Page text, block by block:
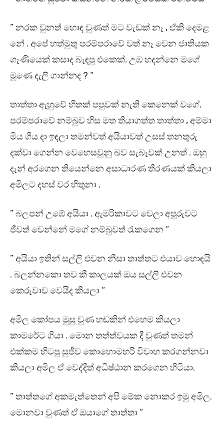
” නරක වුනත් හොඳ වුණත් මට වැඩක් නෑ , ඒකි දෙමළ
නේ . අපේ හත්මුතු පරම්පරාවේ වත් නෑ වෙන ජාතියක
ගෑණියෙක් කසාද බැඳපු එකෙක්. උඹ හදන්නෙ මගේ
මූණෙ දැලි ගාන්නද ? “
තාත්තා ඇහුවේ හිතක් පපුවක් නැති කෙනෙක් වගේ.
පරම්පරාවේ නම්බුව හිස මත තියාගත්ත තාත්තා , අම්මා
මිය ගිය දා ඉඳලා තමන්වත් අයියාවත් උසස් තනතුරු
දක්වා ගෙන්න වෙහෙසවුනු බව සැබෑවක් උනත් . ඔහු
දැන් අරගෙන තියෙන්නෙ අසාධාරණ තීරණයක් කියලා
අමිලට දහස් වර හිතුනා .
” බලපන් උඹේ අයියා . ඇමරිකාවට වෙලා අපූරුවට
ජීවත් වෙන්නේ මගේ නම්බුවත් රැකගෙන “
” අයියා ඉතින් සල්ලි එවන නිසා තාත්තට එයාව හොඳයි
. බලන්නකො තව කී කාලයක් ඔය සල්ලි එවන
කෙරුවාව වෙයිද කියලා “
අමිල කෝපය මුසු වුණ හඬකින් එහෙම කියලා
කාමරේට ගියා . මොන තත්ත්වයක දී වුණත් තමන්
එක්කම හිටපු සුජීව කොහොමහරි විවාහ කරගන්නවා
කියලා අමිල ඒ වෙද්දිත් අධිෂ්ඨාන කරගෙන හිටියා.
” තාත්තගේ අකමැත්තෙන් අපි මේක නොකර ඉමු අමිල.
මොනවා වුණත් ඒ ඔයාගේ තාත්තා “